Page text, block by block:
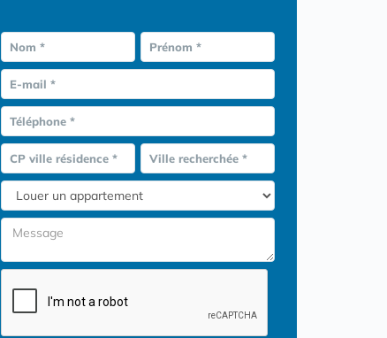
Nom * Prénom *
E-mail *
Téléphone *
CP ville résidence * Ville recherchée *